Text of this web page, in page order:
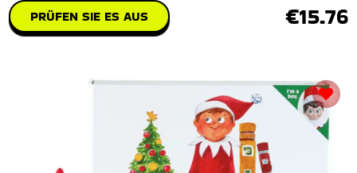
PRÜFEN SIE ES AUS €15.76